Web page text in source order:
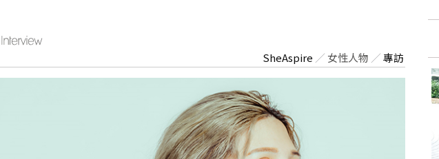
SheAspire ／ 女性人物 ／專訪